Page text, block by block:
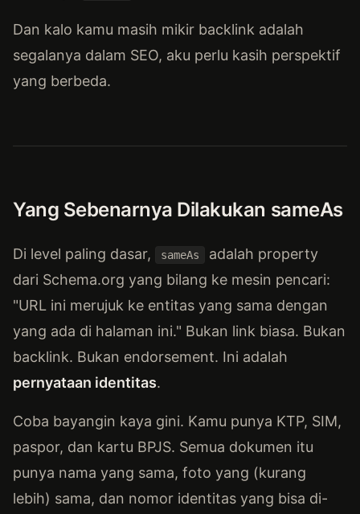
Dan kalo kamu masih mikir backlink adalah
segalanya dalam SEO, aku perlu kasih perspektif
yang berbeda.
Yang Sebenarnya Dilakukan sameAs
Di level paling dasar, sameAs
adalah property
dari Schema.org yang bilang ke mesin pencari:
"URL ini merujuk ke entitas yang sama dengan
yang ada di halaman ini." Bukan link biasa. Bukan
backlink. Bukan endorsement. Ini adalah
pernyataan identitas.
Coba bayangin kaya gini. Kamu punya KTP, SIM,
paspor, dan kartu BPJS. Semua dokumen itu
punya nama yang sama, foto yang (kurang
lebih) sama, dan nomor identitas yang bisa di-